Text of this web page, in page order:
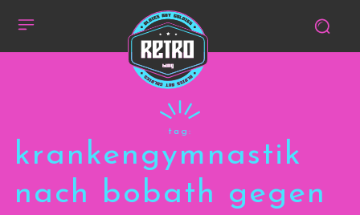
tag:
krankengymnastik
nach bobath gegen